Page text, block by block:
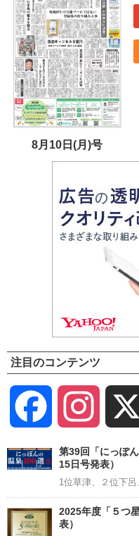
8月10日(月)号
注目のコンテンツ
Facebook
第39回「にっぽ
15日号発表）
1位草津、２位下
2025年度「５つ
表）